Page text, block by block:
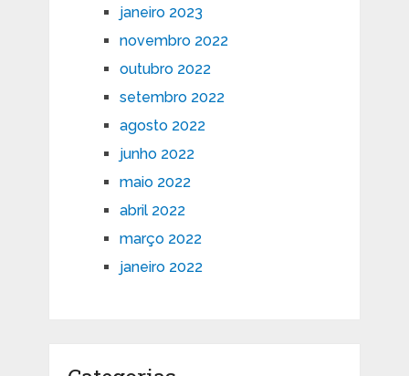
janeiro 2023
novembro 2022
outubro 2022
setembro 2022
agosto 2022
junho 2022
maio 2022
abril 2022
março 2022
janeiro 2022